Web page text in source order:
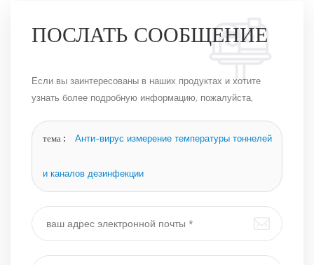
ПОСЛАТЬ СООБЩЕНИЕ
Если вы заинтересованы в наших продуктах и ​​хотите
узнать более подробную информацию, пожалуйста,
только сможем.
тема : Анти-вирус измерение температуры тоннелей
и каналов дезинфекции